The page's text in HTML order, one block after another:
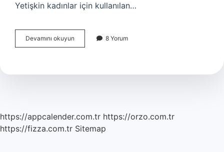
Yetişkin kadınlar için kullanılan…
Devamını okuyun
Hangi
8 Yorum
https://appcalender.com.tr https://orzo.com.tr
https://fizza.com.tr Sitemap